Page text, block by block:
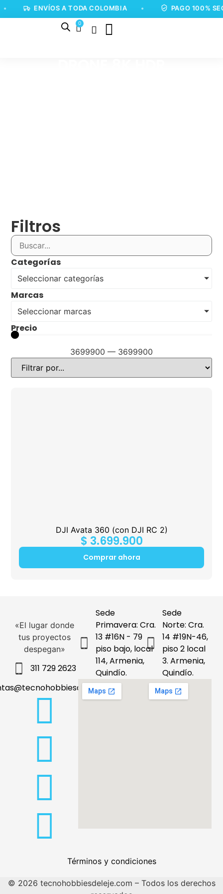
ENVÍOS A TODA COLOMBIA PAGO 100%
0
Filtros
Categorías
Seleccionar categorías
Marcas
Seleccionar marcas
Precio
3699900 — 3699900
DJI Avata 360 (con DJI RC 2)
$ 3.699.900
Comprar ahora
«El lugar donde
tus proyectos
despegan»
311 729 2623
Sede
Primavera: Cra.
13 #16N - 79
piso bajo, local
114, Armenia,
Quindío.
Sede
Norte: Cra.
14 #19N-46,
piso 2 local
3. Armenia,
Quindío.
Términos y condiciones
© 2026 tecnohobbiesdeleje.com – Todos los derechos